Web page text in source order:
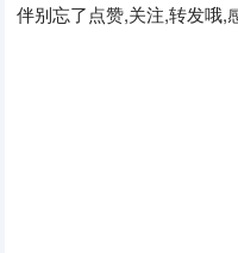
伴别忘了点赞,关注,转发哦,